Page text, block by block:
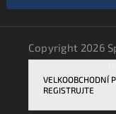
VELKOOBCHODNÍ
REGISTRUJTE
Copyright 2026